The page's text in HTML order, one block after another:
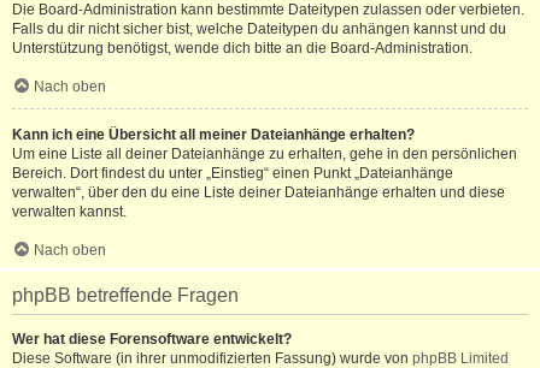
Die Board-Administration kann bestimmte Dateitypen zulassen oder verbieten.
Falls du dir nicht sicher bist, welche Dateitypen du anhängen kannst und du
Unterstützung benötigst, wende dich bitte an die Board-Administration.
Nach oben
Kann ich eine Übersicht all meiner Dateianhänge erhalten?
Um eine Liste all deiner Dateianhänge zu erhalten, gehe in den persönlichen
Bereich. Dort findest du unter „Einstieg“ einen Punkt „Dateianhänge
verwalten“, über den du eine Liste deiner Dateianhänge erhalten und diese
verwalten kannst.
Nach oben
phpBB betreffende Fragen
Wer hat diese Forensoftware entwickelt?
Diese Software (in ihrer unmodifizierten Fassung) wurde von phpBB Limited